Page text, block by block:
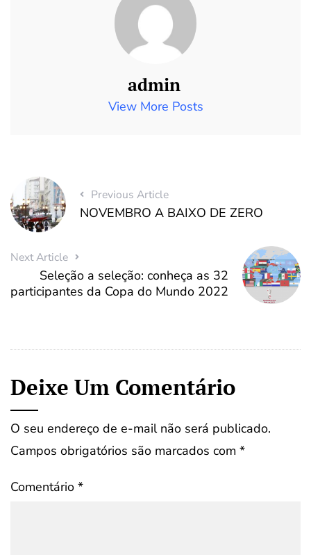
admin
View More Posts
Previous Article
NOVEMBRO A BAIXO DE ZERO
Next Article
Seleção a seleção: conheça as 32
participantes da Copa do Mundo 2022
Deixe Um Comentário
O seu endereço de e-mail não será publicado.
Campos obrigatórios são marcados com *
Comentário *